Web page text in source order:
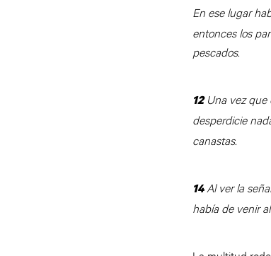
En ese lugar
entonces los
pescados.
12Una vez que
desperdicie
canastas.
14Al ver la
había de venir